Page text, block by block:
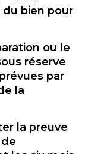
bien pour
ou le
réserve
par
la
la preuve